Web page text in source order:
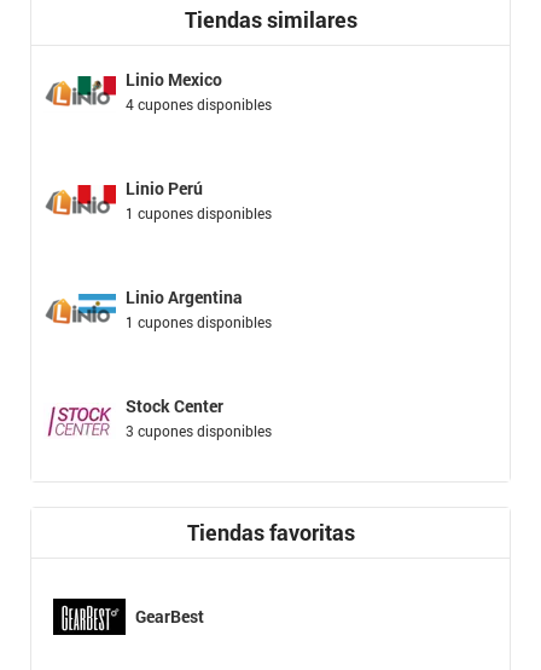
Tiendas similares
Linio Mexico
4 cupones disponibles
Linio Perú
1 cupones disponibles
Linio Argentina
1 cupones disponibles
Stock Center
3 cupones disponibles
Tiendas favoritas
GearBest